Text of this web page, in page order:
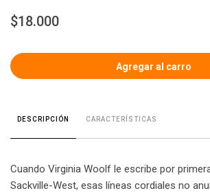
$18.000
DESCRIPCIÓN CARACTERÍSTICAS
Cuando Virginia Woolf le escribe por
Sackville-West, esas líneas cordiales no